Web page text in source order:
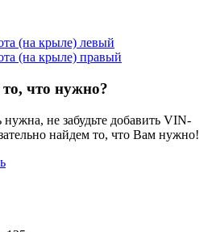
(на крыле) левый
(на крыле) правый
что нужно?
не забудьте добавить VIN-
найдем то, что Вам нужно!